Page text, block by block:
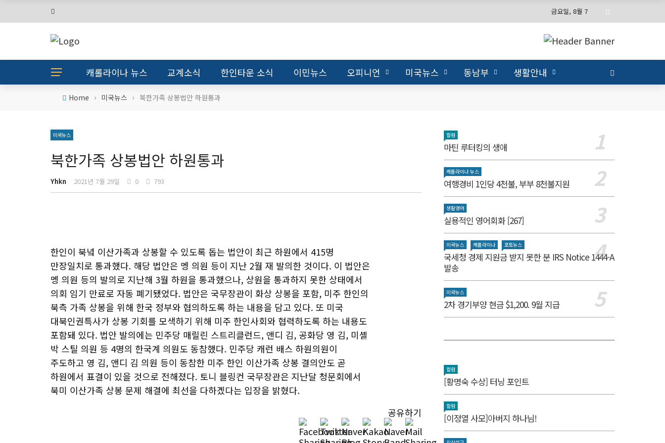
금요일, 8월 7
캐롤라이나 뉴스 교계소식 한인타운 소식 이민뉴스 오피니언 미국뉴스 동남부 생활안내
Home › 미국뉴스 › 북한가족 상봉법안 하원통과
미국뉴스
북한가족 상봉법안 하원통과
Yhkn 2021년 7월 29일 0 793
한인이 북녘 이산가족과 상봉할 수 있도록 돕는 법안이 최근 하원에서 415명
만장일치로 통과했다. 해당 법안은 멩 의원 등이 지난 2월 재 발의한 것이다. 이 법안은
멩 의원 등의 발의로 지난해 3월 하원을 통과했으나, 상원을 통과하지 못한 상태에서
의회 임기 만료로 자동 폐기됐었다. 법안은 국무장관이 화상 상봉을 포함, 미주 한인의
북측 가족 상봉을 위해 한국 정부와 협의하도록 하는 내용을 담고 있다. 또 미국
대북인권특사가 상봉 기회를 모색하기 위해 미주 한인사회와 협력하도록 하는 내용도
포함돼 있다. 법안 발의에는 민주당 매릴린 스트리클런드, 앤디 김, 공화당 영 김, 미셸
박 스틸 의원 등 4명의 한국계 의원도 동참했다. 민주당 캐런 배스 하원의원이
주도하고 영 김, 앤디 김 의원 등이 동참한 미주 한인 이산가족 상봉 결의안도 곧
하원에서 표결이 있을 것으로 전해졌다. 토니 블링컨 국무장관은 지난달 청문회에서
북미 이산가족 상봉 문제 해결에 최선을 다하겠다는 입장을 밝혔다.
공유하기
컬럼
마틴 루터킹의 생애
캐롤라이나 뉴스
여행경비 1인당 4천불, 부부 8천불지원
생활영어
실용적인 영어회화 [267]
미국뉴스 캐롤라이나 포토뉴스
국세청 경제 지원금 받지 못한 분 IRS Notice 1444-A
발송
미국뉴스
2차 경기부양 현금 $1,200. 9월 지급
컬럼
[황명숙 수상] 터닝 포인트
컬럼
[이정열 사모]아버지 하나님!